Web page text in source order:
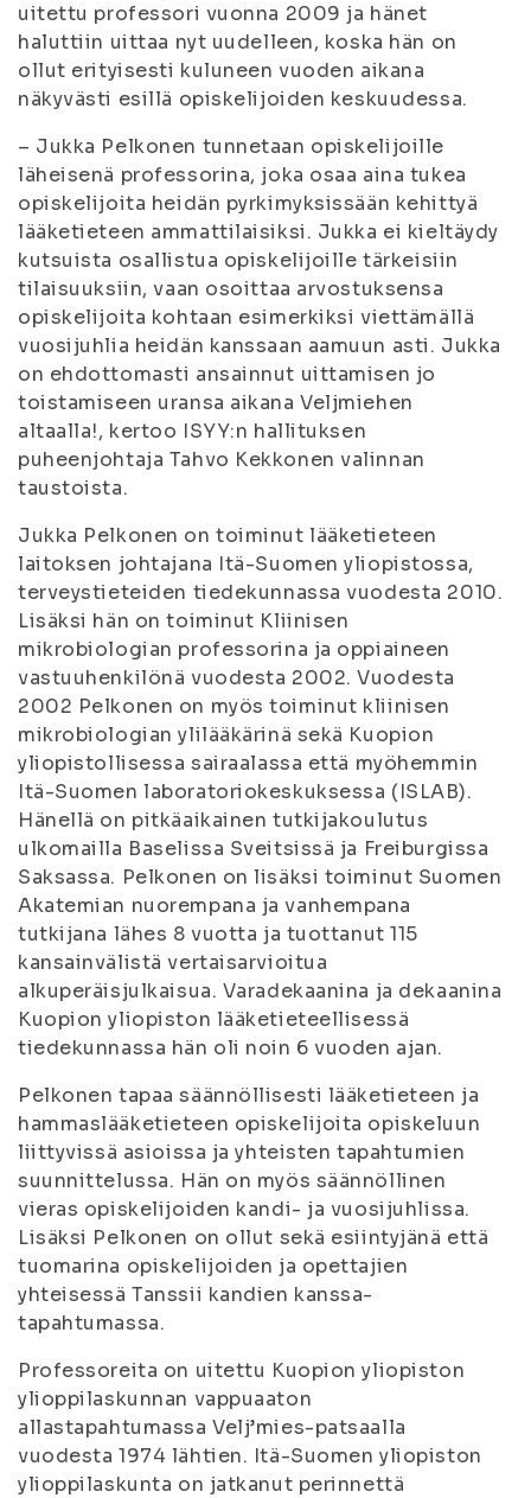
uitettu professori vuonna 2009 ja hänet
haluttiin uittaa nyt uudelleen, koska hän on
ollut erityisesti kuluneen vuoden aikana
näkyvästi esillä opiskelijoiden keskuudessa.
– Jukka Pelkonen tunnetaan opiskelijoille
läheisenä professorina, joka osaa aina tukea
opiskelijoita heidän pyrkimyksissään kehittyä
lääketieteen ammattilaisiksi. Jukka ei kieltäydy
kutsuista osallistua opiskelijoille tärkeisiin
tilaisuuksiin, vaan osoittaa arvostuksensa
opiskelijoita kohtaan esimerkiksi viettämällä
vuosijuhlia heidän kanssaan aamuun asti. Jukka
on ehdottomasti ansainnut uittamisen jo
toistamiseen uransa aikana Veljmiehen
altaalla!, kertoo ISYY:n hallituksen
puheenjohtaja Tahvo Kekkonen valinnan
taustoista.
Jukka Pelkonen on toiminut lääketieteen
laitoksen johtajana Itä-Suomen yliopistossa,
terveystieteiden tiedekunnassa vuodesta 2010.
Lisäksi hän on toiminut Kliinisen
mikrobiologian professorina ja oppiaineen
vastuuhenkilönä vuodesta 2002. Vuodesta
2002 Pelkonen on myös toiminut kliinisen
mikrobiologian ylilääkärinä sekä Kuopion
yliopistollisessa sairaalassa että myöhemmin
Itä-Suomen laboratoriokeskuksessa (ISLAB).
Hänellä on pitkäaikainen tutkijakoulutus
ulkomailla Baselissa Sveitsissä ja Freiburgissa
Saksassa. Pelkonen on lisäksi toiminut Suomen
Akatemian nuorempana ja vanhempana
tutkijana lähes 8 vuotta ja tuottanut 115
kansainvälistä vertaisarvioitua
alkuperäisjulkaisua. Varadekaanina ja dekaanina
Kuopion yliopiston lääketieteellisessä
tiedekunnassa hän oli noin 6 vuoden ajan.
Pelkonen tapaa säännöllisesti lääketieteen ja
hammaslääketieteen opiskelijoita opiskeluun
liittyvissä asioissa ja yhteisten tapahtumien
suunnittelussa. Hän on myös säännöllinen
vieras opiskelijoiden kandi- ja vuosijuhlissa.
Lisäksi Pelkonen on ollut sekä esiintyjänä että
tuomarina opiskelijoiden ja opettajien
yhteisessä Tanssii kandien kanssa-
tapahtumassa.
Professoreita on uitettu Kuopion yliopiston
ylioppilaskunnan vappuaaton
allastapahtumassa Velj’mies-patsaalla
vuodesta 1974 lähtien. Itä-Suomen yliopiston
ylioppilaskunta on jatkanut perinnettä